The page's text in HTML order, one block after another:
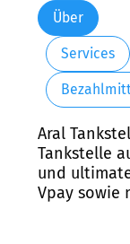
Über
Services
Aral
Tankstelle
und
Vpay sowie